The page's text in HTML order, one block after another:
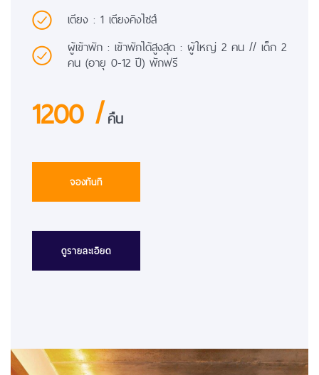
เตียง : 1 เตียงคิงไซส์
ผู้เข้าพัก : เข้าพักได้สูงสุด : ผู้ใหญ่ 2 คน // เด็ก 2
คน (อายุ 0-12 ปี) พักฟรี
1200 /คืน
จองทันที
ดูรายละเอียด